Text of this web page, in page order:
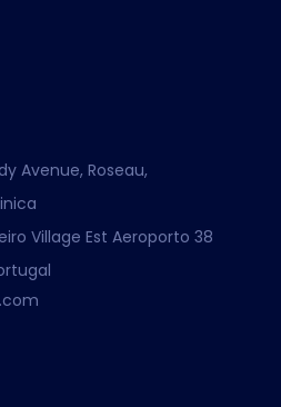
Avenue, Roseau,
Village Est Aeroporto 38